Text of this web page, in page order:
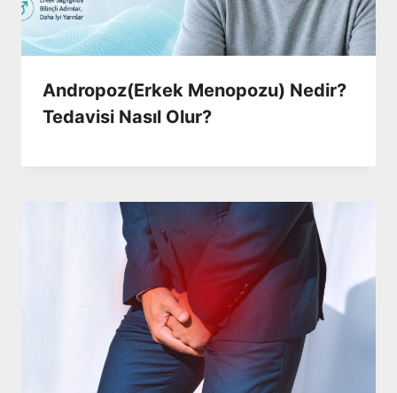
Andropoz(Erkek Menopozu) Nedir?
Tedavisi Nasıl Olur?